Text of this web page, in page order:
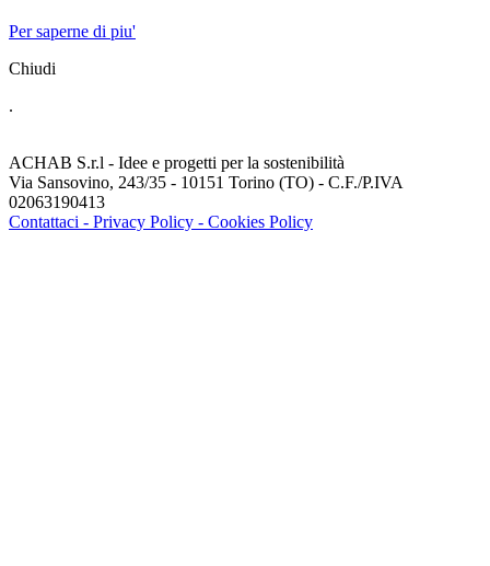
Per saperne di piu'
Chiudi
.
ACHAB S.r.l - Idee e progetti per la sostenibilità
Via Sansovino, 243/35 - 10151 Torino (TO) - C.F./P.IVA
02063190413
Contattaci - Privacy Policy - Cookies Policy